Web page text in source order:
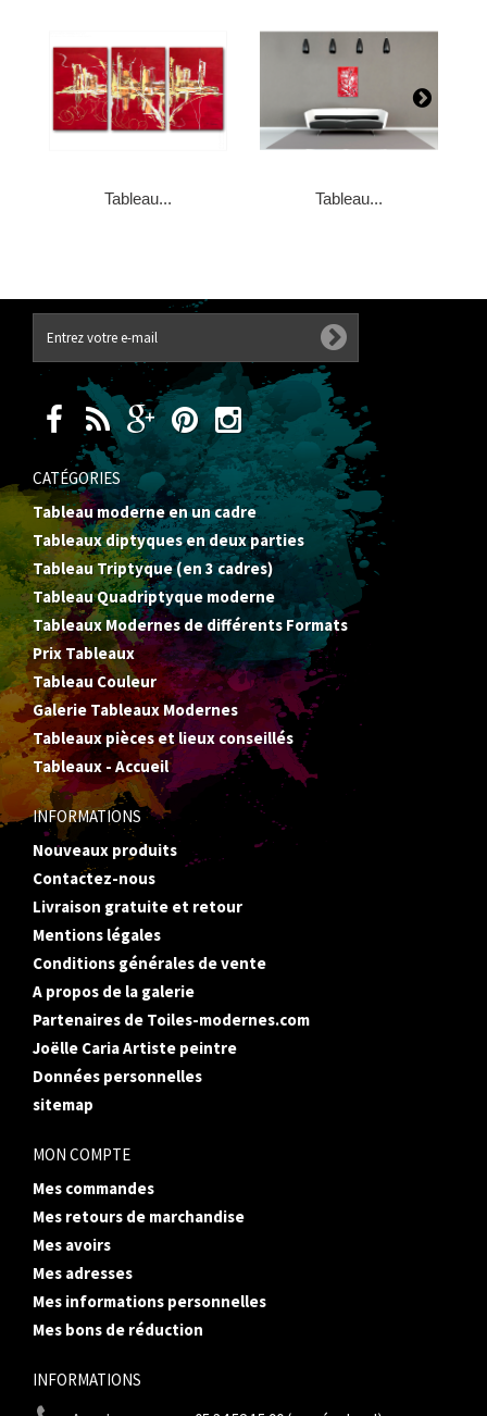
Tableau... Tableau...
CATÉGORIES
Tableau moderne en un cadre
Tableaux diptyques en deux parties
Tableau Triptyque (en 3 cadres)
Tableau Quadriptyque moderne
Tableaux Modernes de différents Formats
Prix Tableaux
Tableau Couleur
Galerie Tableaux Modernes
Tableaux pièces et lieux conseillés
Tableaux - Accueil
INFORMATIONS
Nouveaux produits
Contactez-nous
Livraison gratuite et retour
Mentions légales
Conditions générales de vente
A propos de la galerie
Partenaires de Toiles-modernes.com
Joëlle Caria Artiste peintre
Données personnelles
sitemap
MON COMPTE
Mes commandes
Mes retours de marchandise
Mes avoirs
Mes adresses
Mes informations personnelles
Mes bons de réduction
INFORMATIONS